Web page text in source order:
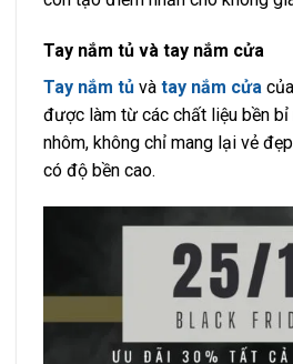
Tay nắm tủ và tay nắm cửa
Tay nắm tủ và tay nắm cửa
được làm từ các chất liệu bền bỉ
nhôm, không chỉ mang lại vẻ
có độ bền cao.